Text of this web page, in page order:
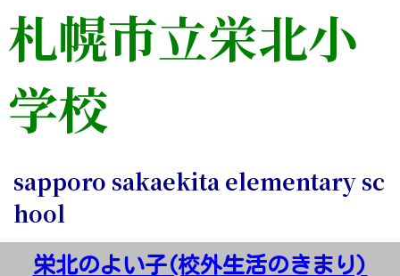
札幌市立栄北小
学校
sapporo sakaekita elementary sc
hool
栄北のよい子(校外生活のきまり)